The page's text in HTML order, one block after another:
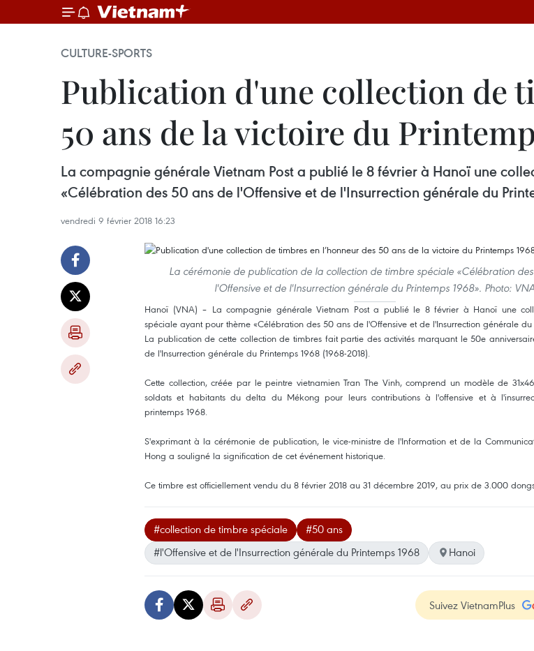
CULTURE-SPORTS
Publication d'une collection de
50 ans de la victoire du
La compagnie générale Vietnam Post a publié le 8 février à Hanoï une
«Célébration des 50 ans de l'Offensive et de l'Insurrection générale du
vendredi 9 février 2018 16:23
La cérémonie de publication de la collection de timbre spéciale «Célébration
l'Offensive et de l'Insurrection générale du Printemps 1968». Photo:
Hanoï (VNA) – La compagnie générale Vietnam Post a publié le 8 février à Hanoï une
spéciale ayant pour thème «Célébration des 50 ans de l'Offensive et de l'Insurrection générale du
La publication de cette collection de timbres fait partie des activités marquant le 50e
de l'Insurrection générale du Printemps 1968 (1968-2018).
Cette collection, créée par le peintre vietnamien Tran The Vinh, comprend un modèle de
soldats et habitants du delta du Mékong pour leurs contributions à l'offensive et ​à
printemps 1968.
S'exprimant à la cérémonie de publication, le vice-ministre de l'Information et de la
Hong a souligné la signification de​ ​cet événement historique.
Ce timbre est officiellement vendu du 8 février 2018 au 31 décembre 2019, ​au prix de 3.000
#collection de timbre spéciale
#50 ans
#l'Offensive et de l'Insurrection générale du Printemps 1968
Hanoi
Suivez VietnamPlus